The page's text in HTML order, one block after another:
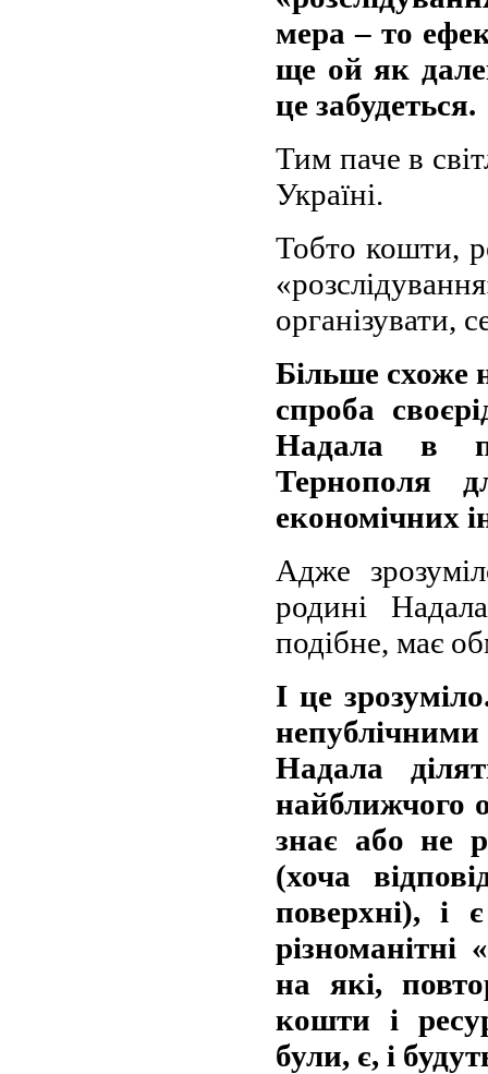
мера – то
ще ой як
це забудеться.
Тим паче в
Україні.
Тобто кошти,
організувати,
Більше схоже
спроба
Надала в
Тернополя
економічних
Адже
родині
подібне, має
І це
Надала
найближчого
знає або не
(хоча
поверхні), і
різноманітні
на які,
кошти і
були, є, і